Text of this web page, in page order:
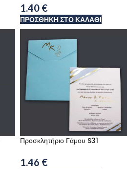
1.40 €
ΠΡΟΣΘΉΚΗ ΣΤΟ ΚΑΛΆΘΙ
Προσκλητήριο Γάμου S31
1.46 €